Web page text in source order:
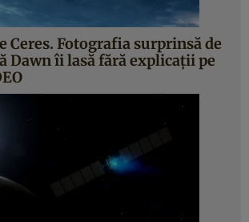
Ceres. Fotografia surprinsă de
Dawn îi lasă fără explicaţii pe